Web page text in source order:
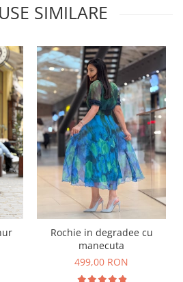
SIMILARE
Rochie in degradee cu
manecuta
499,00 RON